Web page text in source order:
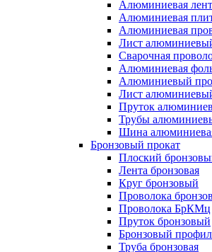
Алюминиевая
Алюминиевая
Алюминиевая
Лист
Сварочная
Алюминиевая
Алюминиевый
Лист
Пруток
Трубы
Шина
Бронзовый прокат
Плоский
Лента бронзовая
Круг бронзовый
Проволока
Проволока БрКМц
Пруток бронзовый
Бронзовый
Труба бронзовая